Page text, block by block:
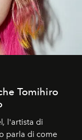
Tomihiro
, l'artista di
parla di come